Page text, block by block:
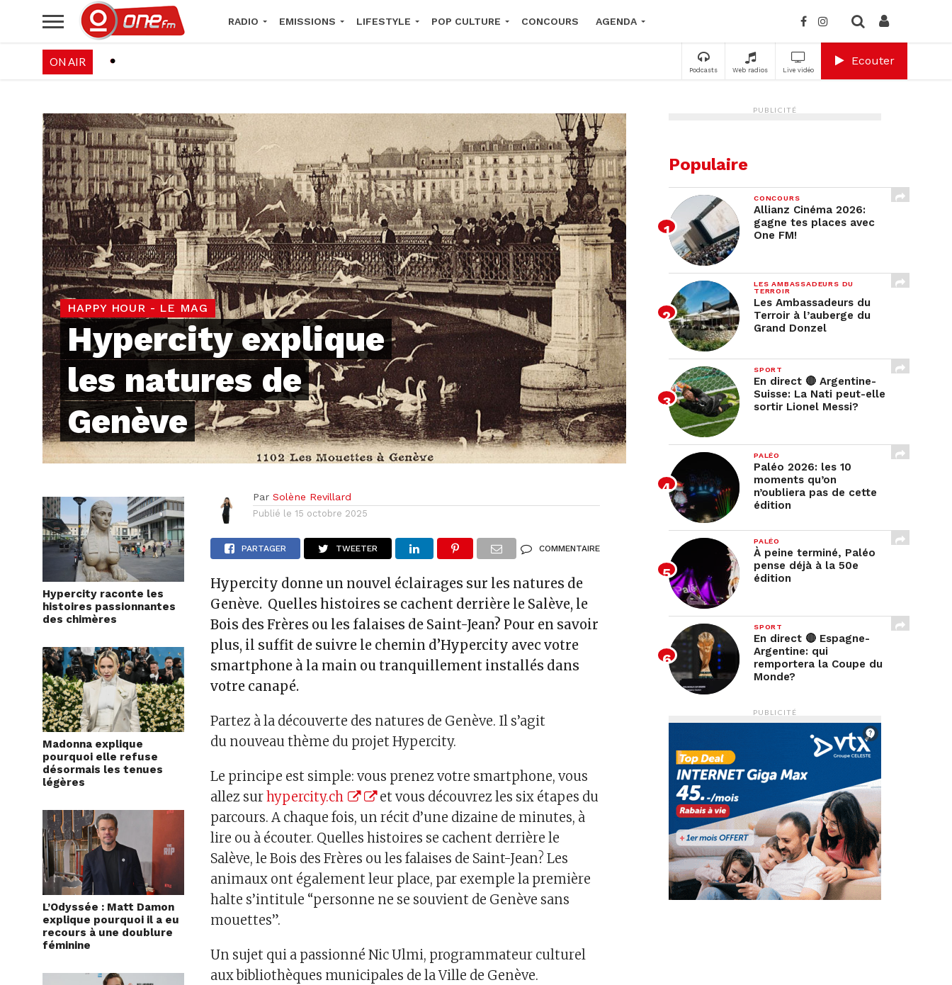
RADIO EMISSIONS LIFESTYLE POP CULTURE CONCOURS AGENDA
Podcasts Web radios Live vidéo
Ecouter
ON AIR
HAPPY HOUR - LE MAG
Hypercity explique
les natures de
Genève
Hypercity raconte les
histoires passionnantes
des chimères
Madonna explique
pourquoi elle refuse
désormais les tenues
légères
L’Odyssée : Matt Damon
explique pourquoi il a eu
recours à une doublure
féminine
Par Solène Revillard
Publié le 15 octobre 2025
PARTAGER TWEETER COMMENTAIRE
Hypercity donne un nouvel éclairages sur les natures de
Genève. Quelles histoires se cachent derrière le Salève, le
Bois des Frères ou les falaises de Saint-Jean? Pour en savoir
plus, il suffit de suivre le chemin d’Hypercity avec votre
smartphone à la main ou tranquillement installés dans
votre canapé.
Partez à la découverte des natures de Genève. Il s’agit
du nouveau thème du projet Hypercity.
Le principe est simple: vous prenez votre smartphone, vous
allez surhypercity.ch
et vous découvrez les six étapes du
parcours. A chaque fois, un récit d’une dizaine de minutes, à
lire ou à écouter. Quelles histoires se cachent derrière le
Salève, le Bois des Frères ou les falaises de Saint-Jean? Les
animaux ont également leur place, par exemple la première
halte s’intitule “personne ne se souvient de Genève sans
mouettes”.
Un sujet qui a passionné Nic Ulmi, programmateur culturel
aux bibliothèques municipales de la Ville de Genève.
PUBLICITÉ
Populaire
CONCOURS
Allianz Cinéma 2026:
gagne tes places avec
One FM!
LES AMBASSADEURS DU
TERROIR
Les Ambassadeurs du
Terroir à l’auberge du
Grand Donzel
SPORT
En direct 🔴 Argentine-
Suisse: La Nati peut-elle
sortir Lionel Messi?
PALÉO
Paléo 2026: les 10
moments qu’on
n’oubliera pas de cette
édition
PALÉO
À peine terminé, Paléo
pense déjà à la 50e
édition
SPORT
En direct 🔴 Espagne-
Argentine: qui
remportera la Coupe du
Monde?
PUBLICITÉ